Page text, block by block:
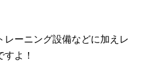
ーニング設備などに加えレ
よ！